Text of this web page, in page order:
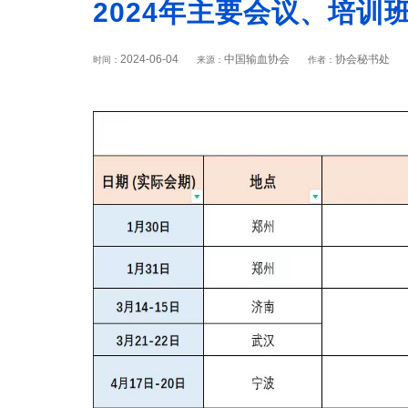
2024年主要会议、培训
时间： 2024-06-04 来源： 中国输血协会 作者： 协会秘书处